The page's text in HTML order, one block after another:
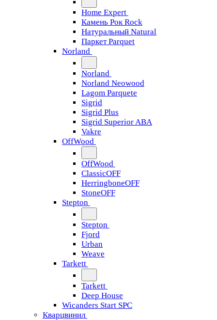
Home Expert
Камень Рок Rock
Натуральный Natural
Паркет Parquet
Norland
Norland
Norland Neowood
Lagom Parquete
Sigrid
Sigrid Plus
Sigrid Superior ABA
Vakre
OffWood
OffWood
ClassicOFF
HerringboneOFF
StoneOFF
Stepton
Stepton
Fjord
Urban
Weave
Tarkett
Tarkett
Deep House
Wicanders Start SPC
Кварцвинил